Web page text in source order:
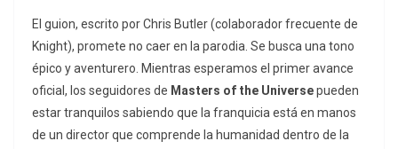
El guion, escrito por Chris Butler (colaborador frecuente de
Knight), promete no caer en la parodia. Se busca una tono
épico y aventurero. Mientras esperamos el primer avance
oficial, los seguidores de Masters of the Universepueden
estar tranquilos sabiendo que la franquicia está en manos
de un director que comprende la humanidad dentro de la